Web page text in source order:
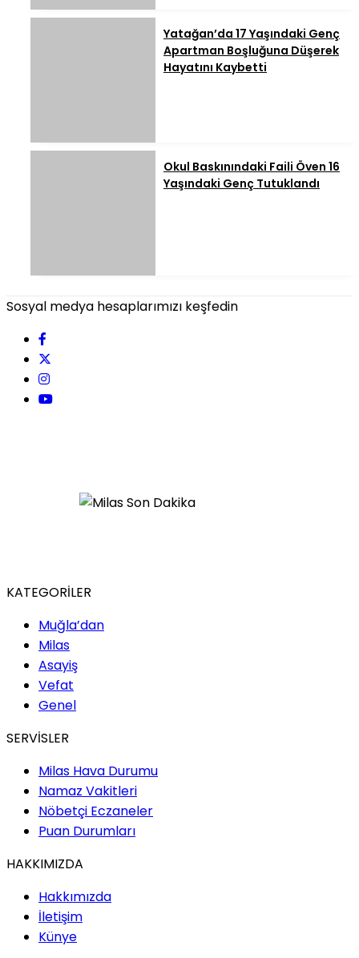
Yatağan’da 17 Yaşındaki Genç
Apartman Boşluğuna Düşerek
Hayatını Kaybetti
Okul Baskınındaki Faili Öven 16
Yaşındaki Genç Tutuklandı
Sosyal medya hesaplarımızı keşfedin
KATEGORİLER
Muğla’dan
Milas
Asayiş
Vefat
Genel
SERVİSLER
Milas Hava Durumu
Namaz Vakitleri
Nöbetçi Eczaneler
Puan Durumları
HAKKIMIZDA
Hakkımızda
İletişim
Künye